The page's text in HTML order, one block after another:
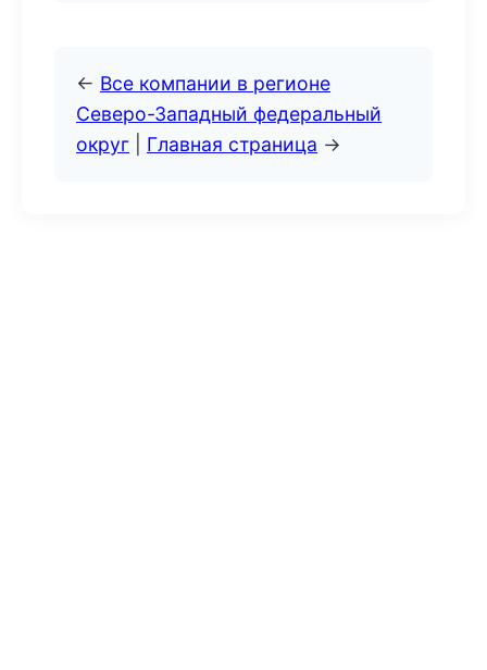
← Все компании в регионе
Северо-Западный федеральный
округ
Главная страница →